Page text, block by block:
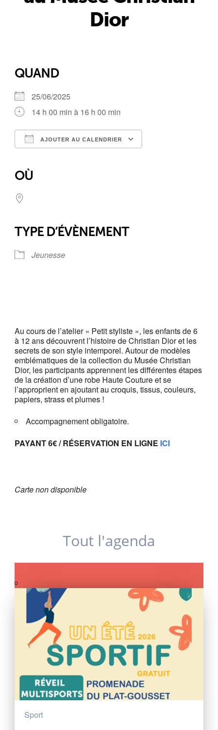
Dior
QUAND
25/06/2025
14 h 00 min à 16 h 00 min
AJOUTER AU CALENDRIER
OÙ
TYPE D’ÉVÈNEMENT
Jeunesse
Au cours de l’atelier « Petit styliste », les enfants de 6
à 12 ans découvrent l’histoire de Christian Dior et les
secrets de son style intemporel. Autour de modèles
emblématiques de la collection du Musée Christian
Dior, les participants apprennent les différentes étapes
de la création d’une robe Haute Couture et se
l’approprient en ajoutant au croquis, tissus, couleurs,
papiers, strass et plumes !
Accompagnement obligatoire.
PAYANT 6€ / RÉSERVATION EN LIGNE ICI
Carte non disponible
Tout l'agenda
Sport